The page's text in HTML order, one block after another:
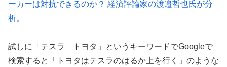
ーカーは対抗できるのか？ 経済評論家の渡邉哲也氏が分
析。
試しに「テスラ トヨタ」というキーワードでGoogleで
検索すると「トヨタはテスラのはるか上を行く」のような